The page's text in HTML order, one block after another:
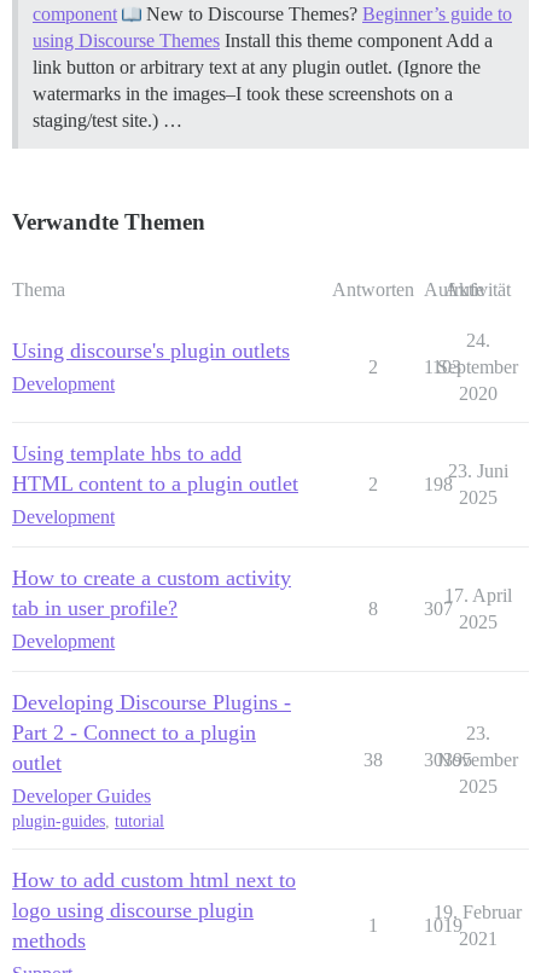
component
New to Discourse Themes? Beginner’s guide to
using Discourse Themes Install this theme component Add a
link button or arbitrary text at any plugin outlet. (Ignore the
watermarks in the images–I took these screenshots on a
staging/test site.) …
Verwandte Themen
Thema Antworten Aufrufe
Aktivität
Using discourse's plugin outlets
Development
2 1103
24.
September
2020
Using template hbs to add
HTML content to a plugin outlet
Development
2 198
23. Juni
2025
How to create a custom activity
tab in user profile?
Development
8 307
17. April
2025
Developing Discourse Plugins -
Part 2 - Connect to a plugin
outlet
Developer Guides
plugin-guides, tutorial
38 30395
23.
November
2025
How to add custom html next to
logo using discourse plugin
methods
1 1019
19. Februar
2021